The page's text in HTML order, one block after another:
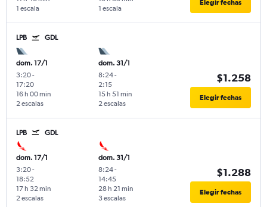
1 escala 1 escala
Elegir fechas
LPB GDL
dom. 17/1
3:20-
17:20
2 escalas
16 h 00 min
dom. 31/1
8:24-
2:15
2 escalas
15 h 51 min
$1.258
Elegir fechas
LPB GDL
dom. 17/1
3:20-
18:52
2 escalas
17 h 32 min
dom. 31/1
8:24-
14:45
3 escalas
28 h 21 min
$1.288
Elegir fechas